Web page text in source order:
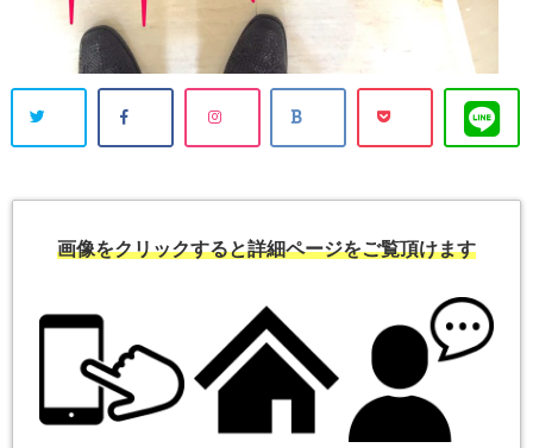
画像をクリックすると詳細ページをご覧頂けます